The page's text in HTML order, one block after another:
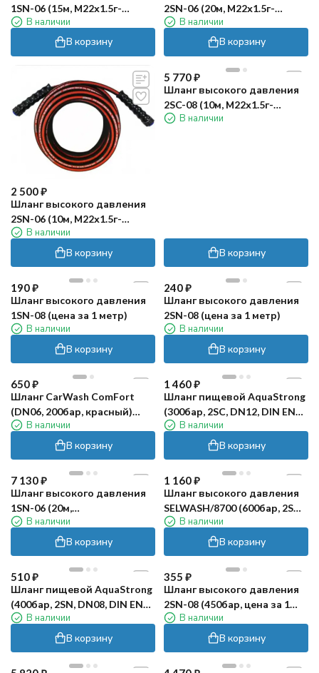
1SN-06 (15м, М22х1.5г-
М22х1.5г) TOR CF
В наличии
В корзину
2SN-06 (20м, М22х1.5г-
М22х1.5г) TOR CF
В наличии
В корзину
2 500₽
Шланг высокого давления
2SN-06 (10м, М22х1.5г-
М22х1.5г) TOR
В наличии
В корзину
5 770₽
Шланг высокого давления
2SC-08 (10м, М22х1.5г-
М22х1.5г) R+M
В наличии
В корзину
190₽
Шланг высокого давления
1SN-08 (цена за 1 метр)
В наличии
В корзину
240₽
Шланг высокого давления
2SN-08 (цена за 1 метр)
В наличии
В корзину
650₽
Шланг CarWash ComFort
(DN06, 200бар, красный)
R+MВ наличии
В корзину
1 460₽
Шланг пищевой AquaStrong
(300бар, 2SC, DN12, DIN EN
853, м.пог.)
В наличии
В корзину
7 130₽
Шланг высокого давления
1SN-06 (20м,
2хМ22х1.5гEASY!Lock) TOR
В наличии
В корзину
1 160₽
Шланг высокого давления
SELWASH/8700 (600бар, 2SN,
DN08, DIN EN 857, м.пог.)
В наличии
В корзину
510₽
Шланг пищевой AquaStrong
(400бар, 2SN, DN08, DIN EN
853, м.пог.)
В наличии
В корзину
355 ₽
Шланг высокого давления
2SN-08 (450бар, цена за 1
метр) TOR CF
В наличии
В корзину